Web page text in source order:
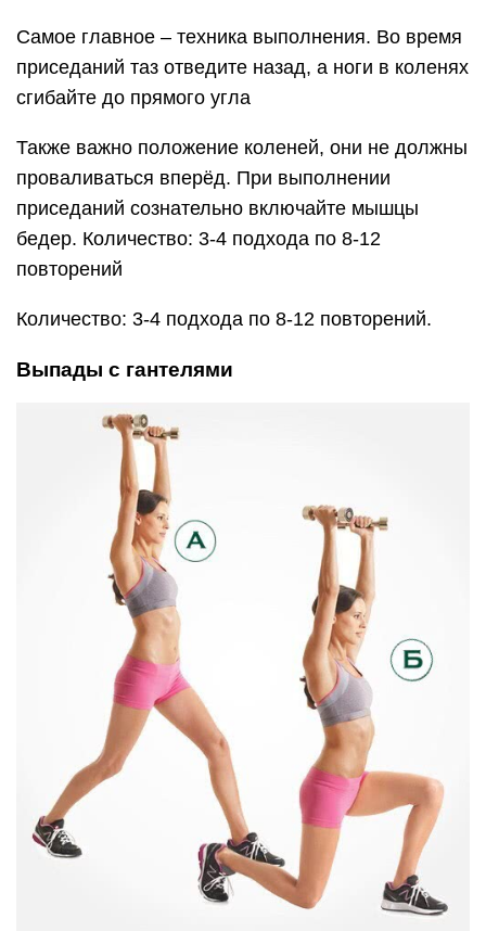
Самое главное – техника выполнения. Во время
приседаний таз отведите назад, а ноги в коленях
сгибайте до прямого угла
Также важно положение коленей, они не должны
проваливаться вперёд. При выполнении
приседаний сознательно включайте мышцы
бедер. Количество: 3-4 подхода по 8-12
повторений
Количество: 3-4 подхода по 8-12 повторений.
Выпады с гантелями